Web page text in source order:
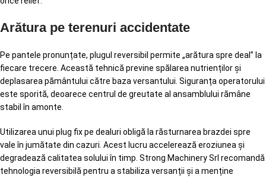
Arătura pe terenuri accidentate
Pe pantele pronunțate, plugul reversibil permite „arătura spre deal” la
fiecare trecere. Această tehnică previne spălarea nutrienților și
deplasarea pământului către baza versantului. Siguranța operatorului
este sporită, deoarece centrul de greutate al ansamblului rămâne
stabil în amonte.
Utilizarea unui plug fix pe dealuri obligă la răsturnarea brazdei spre
vale în jumătate din cazuri. Acest lucru accelerează eroziunea și
degradează calitatea solului în timp. Strong Machinery Srl recomandă
tehnologia reversibilă pentru a stabiliza versanții și a menține